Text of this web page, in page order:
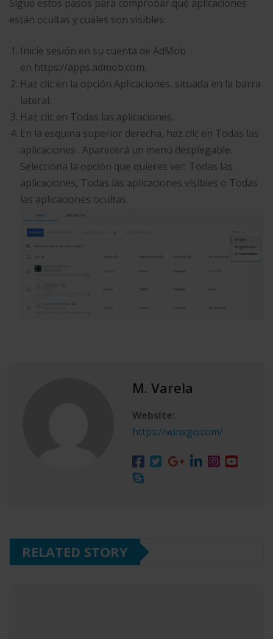
Sigue estos pasos para comprobar qué aplicaciones
están ocultas y cuáles son visibles:
Inicie sesión en su cuenta de AdMob
en https://apps.admob.com.
Haz clic en la opción Aplicaciones, situada en la barra
lateral.
Haz clic en Todas las aplicaciones.
En la esquina superior derecha, haz clic en Todas las
aplicaciones . Aparecerá un menú desplegable.
Selecciona la opción que quieres ver: Todas las
aplicaciones, Todas las aplicaciones visibles o Todas
las aplicaciones ocultas.
M. Varela
Website:
https://winxgo.com/
RELATED STORY